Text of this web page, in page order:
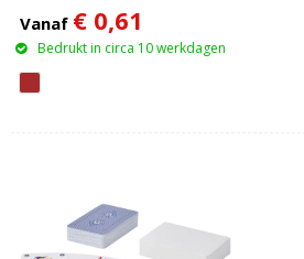
Vanaf € 0,61
Bedrukt in circa 10 werkdagen